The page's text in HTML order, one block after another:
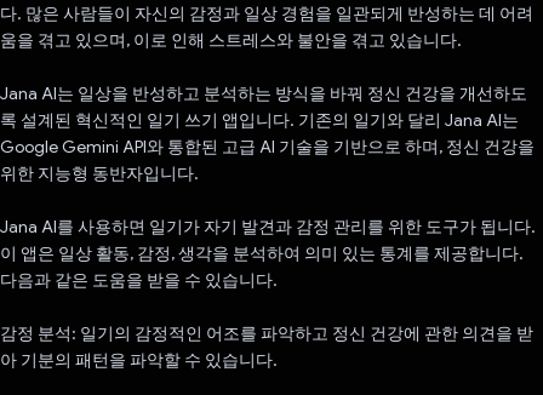
다. 많은 사람들이 자신의 감정과 일상 경험을 일관되게 반성하는 데 어려
움을 겪고 있으며, 이로 인해 스트레스와 불안을 겪고 있습니다.
Jana AI는 일상을 반성하고 분석하는 방식을 바꿔 정신 건강을 개선하도
록 설계된 혁신적인 일기 쓰기 앱입니다. 기존의 일기와 달리 Jana AI는
Google Gemini API와 통합된 고급 AI 기술을 기반으로 하며, 정신 건강을
위한 지능형 동반자입니다.
Jana AI를 사용하면 일기가 자기 발견과 감정 관리를 위한 도구가 됩니다.
이 앱은 일상 활동, 감정, 생각을 분석하여 의미 있는 통계를 제공합니다.
다음과 같은 도움을 받을 수 있습니다.
감정 분석: 일기의 감정적인 어조를 파악하고 정신 건강에 관한 의견을 받
아 기분의 패턴을 파악할 수 있습니다.